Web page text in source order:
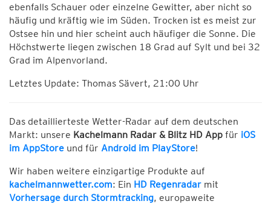
ebenfalls Schauer oder einzelne Gewitter, aber nicht so
häufig und kräftig wie im Süden. Trocken ist es meist zur
Ostsee hin und hier scheint auch häufiger die Sonne. Die
Höchstwerte liegen zwischen 18 Grad auf Sylt und bei 32
Grad im Alpenvorland.
Letztes Update: Thomas Sävert, 21:00 Uhr
Das detaillierteste Wetter-Radar auf dem deutschen
Markt: unsere Kachelmann Radar & Blitz HD App für iOS
im AppStore und für Android im PlayStore!
Wir haben weitere einzigartige Produkte auf
kachelmannwetter.com: Ein HD Regenradar mit
Vorhersage durch Stormtracking, europaweite